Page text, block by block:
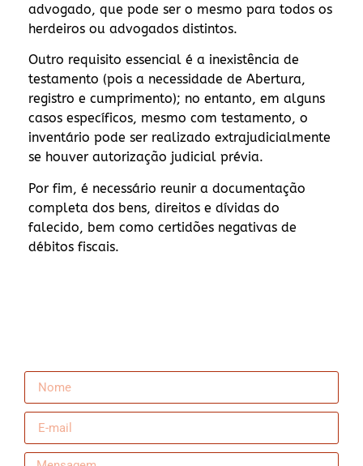
advogado, que pode ser o mesmo para todos os
herdeiros ou advogados distintos.
Outro requisito essencial é a inexistência de
testamento (pois a necessidade de Abertura,
registro e cumprimento); no entanto, em alguns
casos específicos, mesmo com testamento, o
inventário pode ser realizado extrajudicialmente
se houver autorização judicial prévia.
Por fim, é necessário reunir a documentação
completa dos bens, direitos e dívidas do
falecido, bem como certidões negativas de
débitos fiscais.